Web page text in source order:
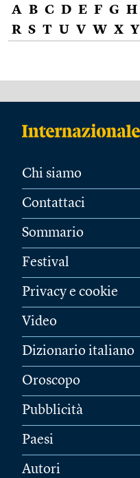
A B C D E F G H
R S T U V W X Y
Chi siamo
Contattaci
Sommario
Festival
Privacy e cookie
Video
Dizionario italiano
Oroscopo
Pubblicità
Paesi
Autori